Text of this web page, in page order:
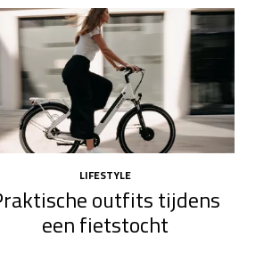
LIFESTYLE
outfits tijdens
een fietstocht